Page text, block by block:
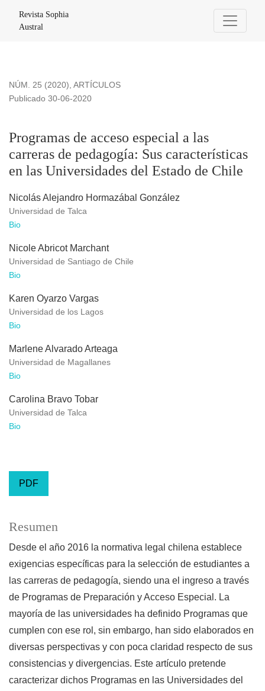
Revista Sophia
Austral
NÚM. 25 (2020), ARTÍCULOS
Programas de acceso especial a las
carreras de pedagogía: Sus características
en las Universidades del Estado de Chile
Publicado 30-06-2020
Nicolás Alejandro Hormazábal González
Universidad de Talca
Bio
Nicole Abricot Marchant
Universidad de Santiago de Chile
Bio
Karen Oyarzo Vargas
Universidad de los Lagos
Bio
Marlene Alvarado Arteaga
Universidad de Magallanes
Bio
Carolina Bravo Tobar
Universidad de Talca
Bio
PDF
Resumen
Desde el año 2016 la normativa legal chilena establece
exigencias específicas para la selección de estudiantes a
las carreras de pedagogía, siendo una el ingreso a través
de Programas de Preparación y Acceso Especial. La
mayoría de las universidades ha definido Programas que
cumplen con ese rol, sin embargo, han sido elaborados en
diversas perspectivas y con poca claridad respecto de sus
consistencias y divergencias. Este artículo pretende
caracterizar dichos Programas en las Universidades del